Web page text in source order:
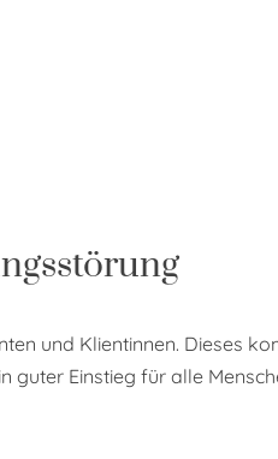
und Klientinnen. Dieses
guter Einstieg für alle